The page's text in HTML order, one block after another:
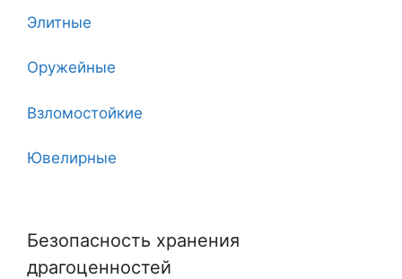
7
7 клинков
8
10
12
Элитные
Оружейные
Взломостойкие
Ювелирные
Двухдверные
Безопасность хранения
драгоценностей